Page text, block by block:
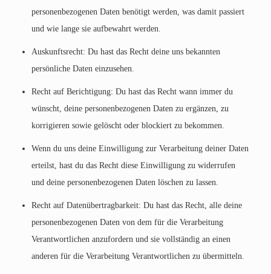
personenbezogenen Daten benötigt werden, was damit passiert
und wie lange sie aufbewahrt werden.
Auskunftsrecht: Du hast das Recht deine uns bekannten
persönliche Daten einzusehen.
Recht auf Berichtigung: Du hast das Recht wann immer du
wünscht, deine personenbezogenen Daten zu ergänzen, zu
korrigieren sowie gelöscht oder blockiert zu bekommen.
Wenn du uns deine Einwilligung zur Verarbeitung deiner Daten
erteilst, hast du das Recht diese Einwilligung zu widerrufen
und deine personenbezogenen Daten löschen zu lassen.
Recht auf Datenübertragbarkeit: Du hast das Recht, alle deine
personenbezogenen Daten von dem für die Verarbeitung
Verantwortlichen anzufordern und sie vollständig an einen
anderen für die Verarbeitung Verantwortlichen zu übermitteln.